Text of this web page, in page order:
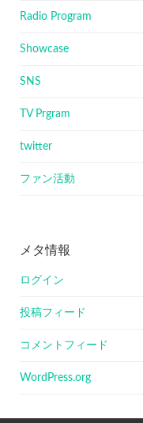
Radio Program
Showcase
SNS
TV Prgram
twitter
ファン活動
メタ情報
ログイン
投稿フィード
コメントフィード
WordPress.org